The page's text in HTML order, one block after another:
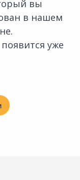
вы
в нашем
уже